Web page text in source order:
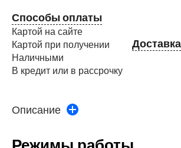
Способы оплаты
Картой на сайте
Картой при получении
Наличными
В кредит или в рассрочку
Доставка
Описание
Режимы работы